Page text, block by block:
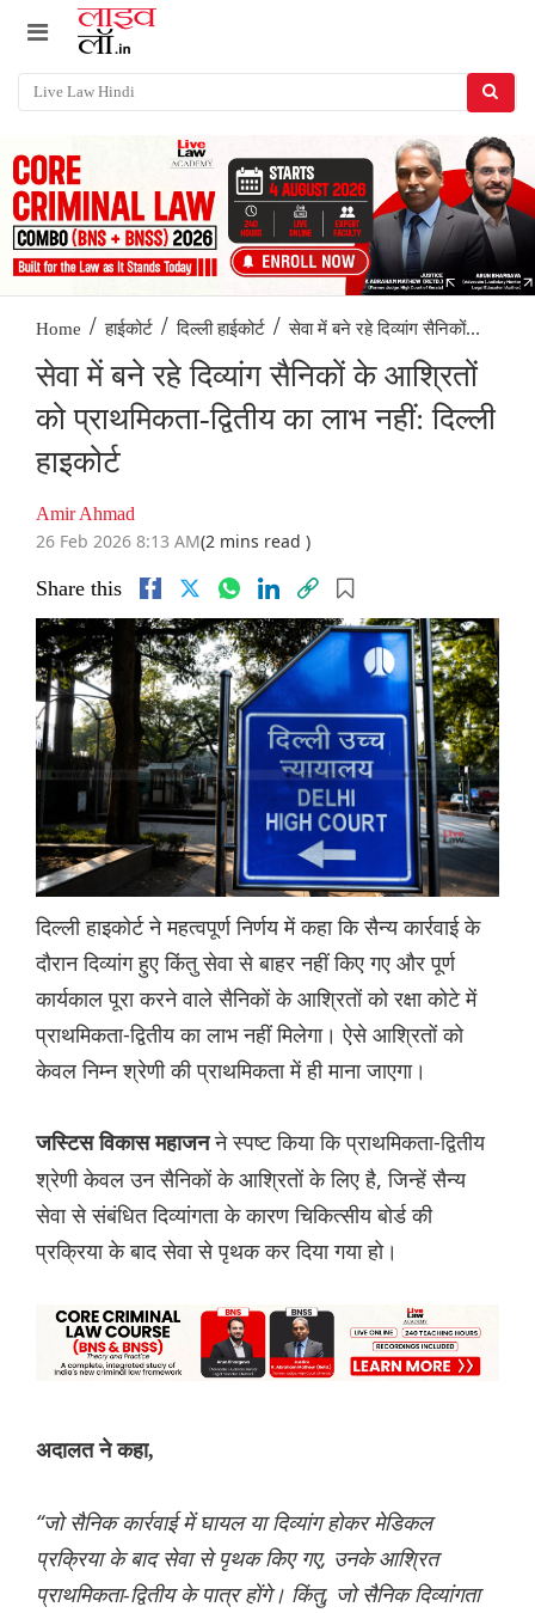
Home / हाईकोर्ट / दिल्ली हाईकोर्ट / सेवा में बने रहे दिव्यांग सैनिकों...
सेवा में बने रहे दिव्यांग सैनिकों के आश्रितों
को प्राथमिकता-द्वितीय का लाभ नहीं: दिल्ली
हाइकोर्ट
Amir Ahmad
26 Feb 2026 8:13 AM(2 mins read )
Share this
दिल्ली हाइकोर्ट ने महत्वपूर्ण निर्णय में कहा कि सैन्य कार्रवाई के
दौरान दिव्यांग हुए किंतु सेवा से बाहर नहीं किए गए और पूर्ण
कार्यकाल पूरा करने वाले सैनिकों के आश्रितों को रक्षा कोटे में
प्राथमिकता-द्वितीय का लाभ नहीं मिलेगा। ऐसे आश्रितों को
केवल निम्न श्रेणी की प्राथमिकता में ही माना जाएगा।
जस्टिस विकास महाजनने स्पष्ट किया कि प्राथमिकता-द्वितीय
श्रेणी केवल उन सैनिकों के आश्रितों के लिए है, जिन्हें सैन्य
सेवा से संबंधित दिव्यांगता के कारण चिकित्सीय बोर्ड की
प्रक्रिया के बाद सेवा से पृथक कर दिया गया हो।
अदालत ने कहा,
“जो सैनिक कार्रवाई में घायल या दिव्यांग होकर मेडिकल
प्रक्रिया के बाद सेवा से पृथक किए गए, उनके आश्रित
प्राथमिकता-द्वितीय के पात्र होंगे। किंतु, जो सैनिक दिव्यांगता